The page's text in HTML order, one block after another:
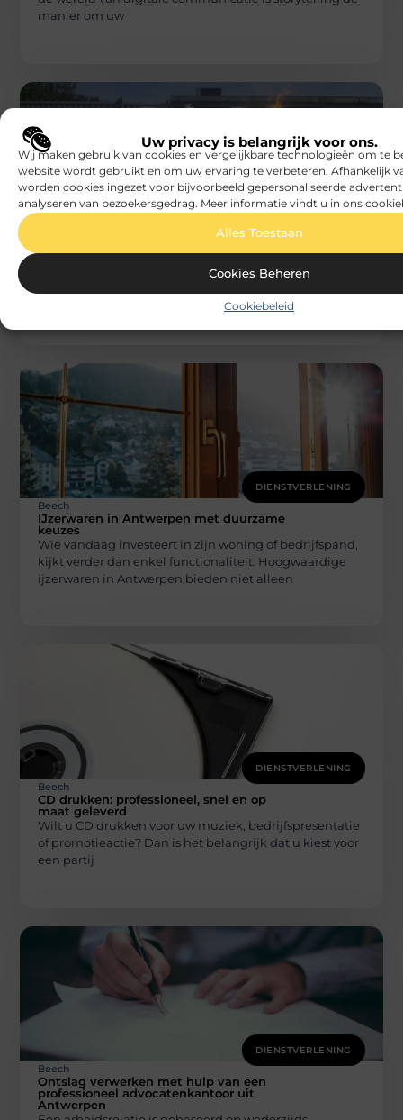
Uw privacy is belangrijk voor ons.
Wij maken gebruik van cookies en vergelijkbare technologieën om te
website wordt gebruikt en om uw ervaring te verbeteren. Afhankelijk
worden cookies ingezet voor bijvoorbeeld gepersonaliseerde
analyseren van bezoekersgedrag. Meer informatie vindt u in ons
Alles Toestaan
Cookies Beheren
Cookiebeleid
manier om uw
DIENSTVERLENING
Brandveiligheid in Antwerpen voor
horecasector een heel eigen dimensie. Restaurants,
cafés en hotels combineren vaak open keukens met
DIENSTVERLENING
Beech
IJzerwaren in Antwerpen met duurzame
keuzes
Wie vandaag investeert in zijn woning of bedrijfspand,
kijkt verder dan enkel functionaliteit. Hoogwaardige
ijzerwaren in Antwerpen bieden niet alleen
DIENSTVERLENING
Beech
CD drukken: professioneel, snel en op
maat geleverd
Wilt u CD drukken voor uw muziek, bedrijfspresentatie
of promotieactie? Dan is het belangrijk dat u kiest voor
een partij
DIENSTVERLENING
Beech
Ontslag verwerken met hulp van een
professioneel advocatenkantoor uit
Antwerpen